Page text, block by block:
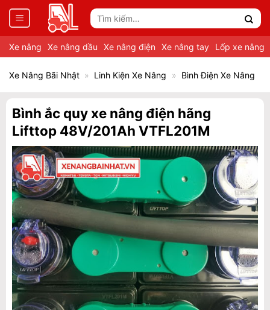
Tìm
kiếm:
Xe nâng
Xe nâng dầu Xe nâng điện Xe nâng tay Lốp xe nâng
Xe Nâng Bãi Nhật » Linh Kiện Xe Nâng » Bình Điện Xe Nâng
Bình ắc quy xe nâng điện hãng
Lifttop 48V/201Ah VTFL201M